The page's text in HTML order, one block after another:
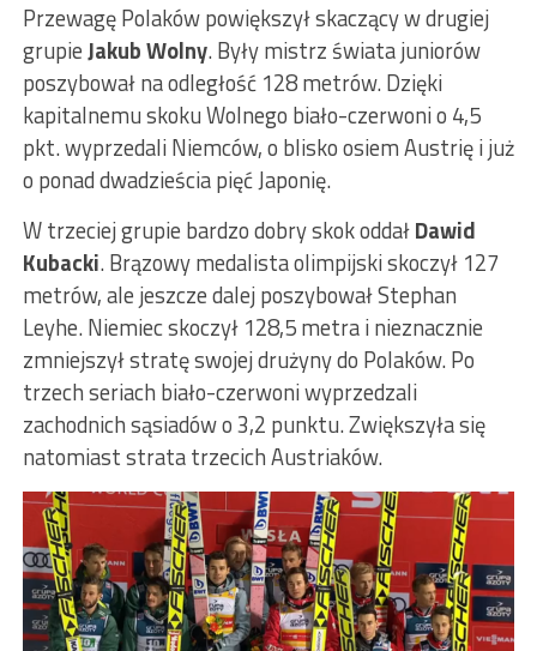
Przewagę Polaków powiększył skaczący w drugiej
grupieJakub Wolny. Były mistrz świata juniorów
poszybował na odległość 128 metrów. Dzięki
kapitalnemu skoku Wolnego biało-czerwoni o 4,5
pkt. wyprzedali Niemców, o blisko osiem Austrię i już
o ponad dwadzieścia pięć Japonię.
W trzeciej grupie bardzo dobry skok oddałDawid
Kubacki. Brązowy medalista olimpijski skoczył 127
metrów, ale jeszcze dalej poszybował Stephan
Leyhe. Niemiec skoczył 128,5 metra i nieznacznie
zmniejszył stratę swojej drużyny do Polaków. Po
trzech seriach biało-czerwoni wyprzedzali
zachodnich sąsiadów o 3,2 punktu. Zwiększyła się
natomiast strata trzecich Austriaków.